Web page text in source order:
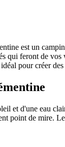
est un
qui feront de
pour créer
d'une eau
point de